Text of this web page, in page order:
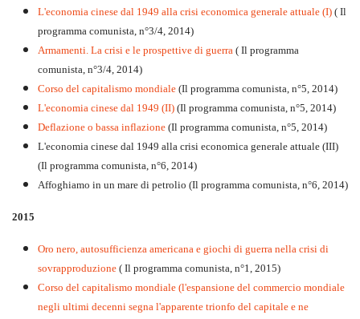
L'economia cinese dal 1949 alla crisi economica generale attuale (I) ( Il
programma comunista, n°3/4, 2014)
Armamenti. La crisi e le prospettive di guerra ( Il programma
comunista, n°3/4, 2014)
Corso del capitalismo mondiale (Il programma comunista, n°5, 2014)
L'economia cinese dal 1949 (II) (Il programma comunista, n°5, 2014)
Deflazione o bassa inflazione (Il programma comunista, n°5, 2014)
L'economia cinese dal 1949 alla crisi economica generale attuale (III)
(Il programma comunista, n°6, 2014)
Affoghiamo in un mare di petrolio (Il programma comunista, n°6, 2014)
2015
Oro nero, autosufficienza americana e giochi di guerra nella crisi di
sovrapproduzione ( Il programma comunista, n°1, 2015)
Corso del capitalismo mondiale (l'espansione del commercio mondiale
negli ultimi decenni segna l'apparente trionfo del capitale e ne